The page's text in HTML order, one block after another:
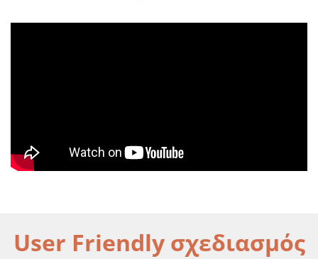
User Friendly σχεδιασμός